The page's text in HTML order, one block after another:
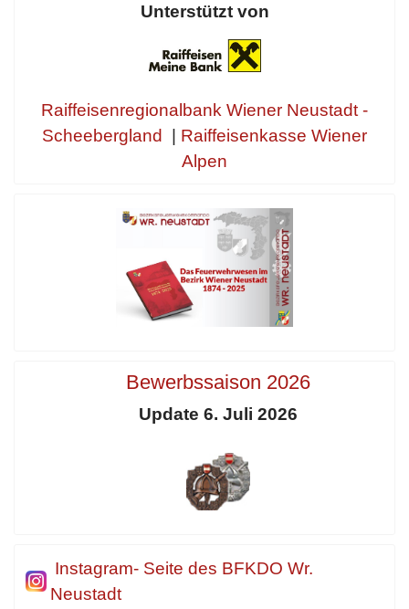
Unterstützt von
Raiffeisenregionalbank Wiener Neustadt -
Scheebergland
Raiffeisenkasse Wiener
Alpen
Bewerbssaison 2026
Update 6. Juli 2026
Instagram- Seite des BFKDO Wr.
Neustadt